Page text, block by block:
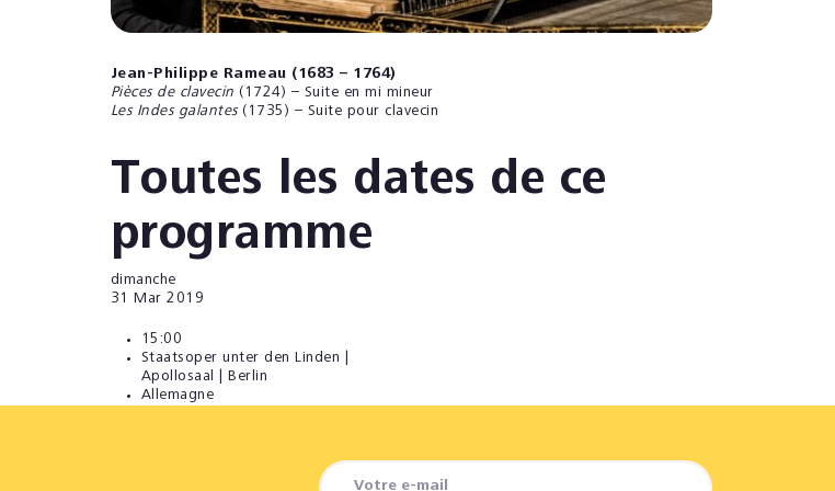
Jean-Philippe Rameau (1683 – 1764)
Pièces de clavecin (1724) – Suite en mi mineur
Les Indes galantes(1735) – Suite pour clavecin
Toutes les dates de ce
programme
dimanche
31
Mar 2019
15:00
Staatsoper unter den Linden |
Apollosaal | Berlin
Allemagne